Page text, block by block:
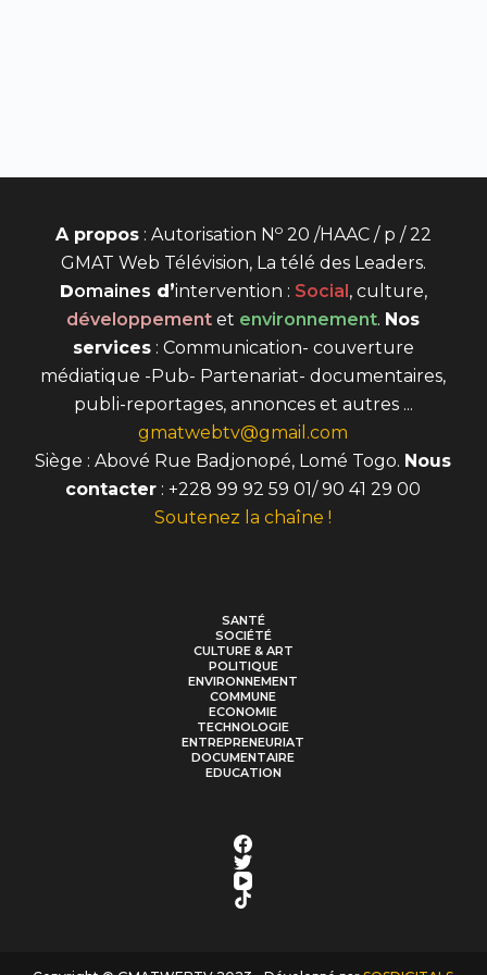
A propos: Autorisation N o20 /HAAC / p / 22
GMAT Web Télévision, La télé des Leaders.
Domaines d’intervention : Social , culture,
développement et environnement. Nos
services: Communication- couverture
médiatique -Pub- Partenariat- documentaires,
publi-reportages, annonces et autres ...
gmatwebtv@gmail.com
Siège : Abové Rue Badjonopé, Lomé Togo. Nous
contacter : +228 99 92 59 01/ 90 41 29 00
Soutenez la chaîne !
SANTÉ
SOCIÉTÉ
CULTURE & ART
POLITIQUE
ENVIRONNEMENT
COMMUNE
ECONOMIE
TECHNOLOGIE
ENTREPRENEURIAT
DOCUMENTAIRE
EDUCATION